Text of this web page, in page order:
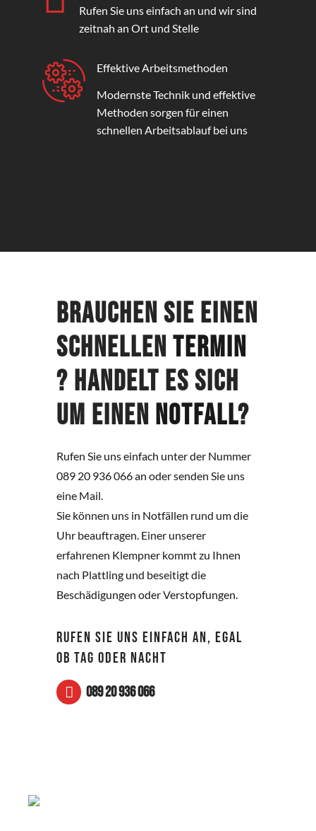
Rufen Sie uns einfach an und wir sind
zeitnah an Ort und Stelle
Effektive Arbeitsmethoden
Modernste Technik und effektive
Methoden sorgen für einen
schnellen Arbeitsablauf bei uns
Brauchen Sie einen
schnellen Termin
? Handelt es sich
um einen Notfall?
Rufen Sie uns einfach unter der Nummer
089 20 936 066 an oder senden Sie uns
eine Mail.
Sie können uns in Notfällen rund um die
Uhr beauftragen. Einer unserer
erfahrenen Klempner kommt zu Ihnen
nach Plattling und beseitigt die
Beschädigungen oder Verstopfungen.
RUFEN SIE UNS EINFACH AN, EGAL
OB TAG ODER NACHT
089 20 936 066